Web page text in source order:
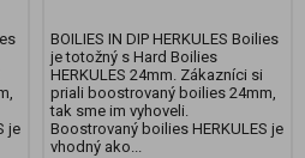
je
BOILIES IN DIP HERKULES Boilies
je totožný s Hard Boilies
HERKULES 24mm. Zákazníci si
priali boostrovaný boilies 24mm,
tak sme im vyhoveli.
Boostrovaný boilies HERKULES je
vhodný ako...